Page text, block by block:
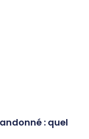
: quel